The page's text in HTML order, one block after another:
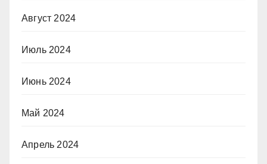
Август 2024
Июль 2024
Июнь 2024
Май 2024
Апрель 2024